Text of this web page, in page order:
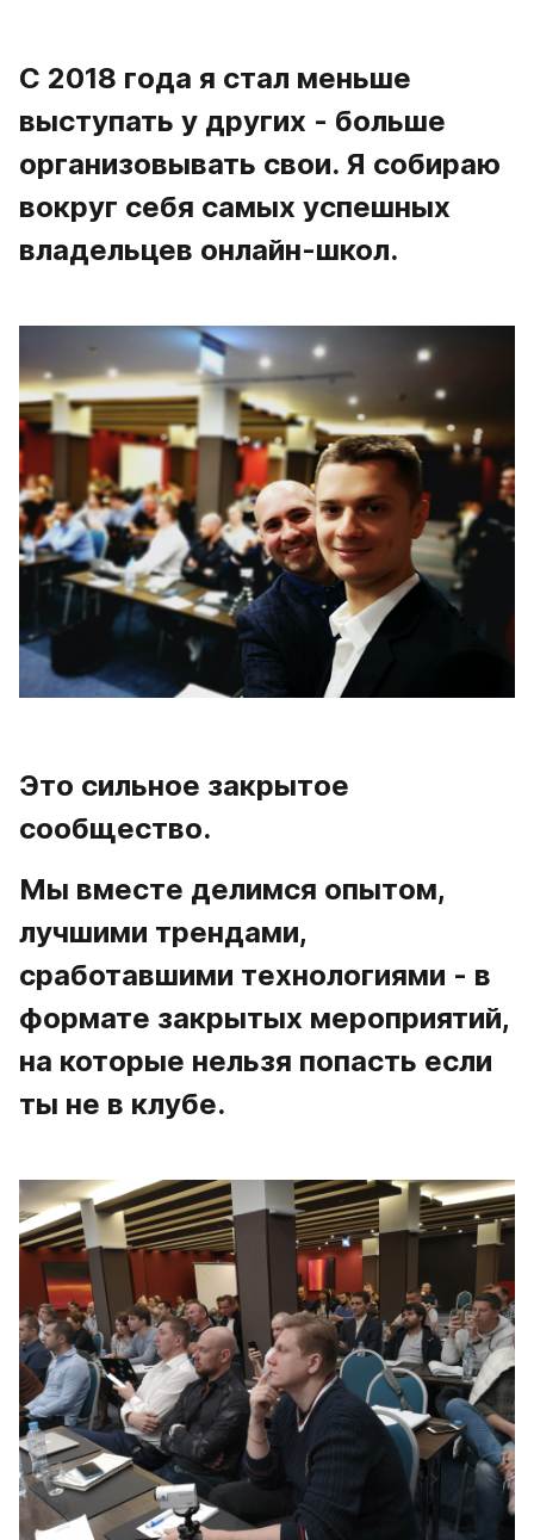
С 2018 года я стал меньше
выступать у других - больше
организовывать свои. Я собираю
вокруг себя самых успешных
владельцев онлайн-школ.
Это сильное закрытое
сообщество.
Мы вместе делимся опытом,
лучшими трендами,
сработавшими технологиями - в
формате закрытых мероприятий,
на которые нельзя попасть если
ты не в клубе.